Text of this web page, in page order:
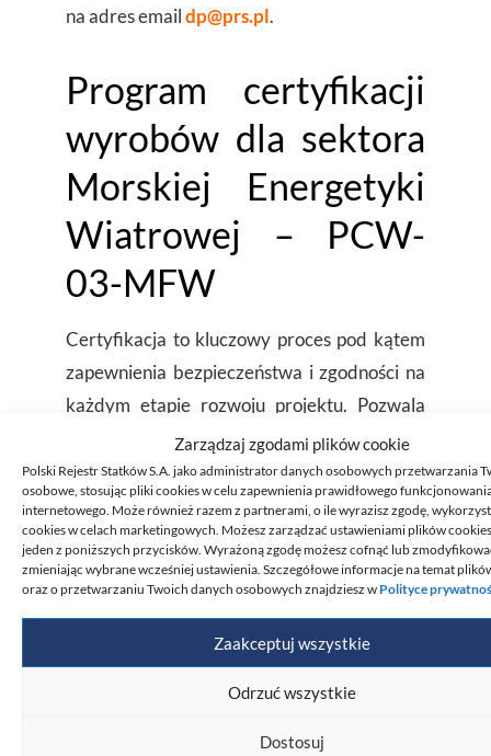
Zarządzaj zgodami plików cookie
Polski Rejestr Statków S.A. jako administrator danych osobowych przetwarzania
osobowe, stosując pliki cookies w celu zapewnienia prawidłowego
internetowego. Może również razem z partnerami, o ile wyrazisz zgodę,
cookies w celach marketingowych. Możesz zarządzać ustawieniami plików
jeden z poniższych przycisków. Wyrażoną zgodę możesz cofnąć lub
zmieniając wybrane wcześniej ustawienia. Szczegółowe informacje na temat
oraz o przetwarzaniu Twoich danych osobowych znajdziesz w Polityce
Zaakceptuj wszystkie
Odrzuć wszystkie
Dostosuj
na adres emaildp@prs.pl.
Program certyfikacji
wyrobów dla sektora
Morskiej Energetyki
Wiatrowej – PCW-
03-MFW
Certyfikacja to kluczowy proces pod kątem
zapewnienia bezpieczeństwa i zgodności na
każdym etapie rozwoju projektu. Pozwala
zapewnić wymagania stawiane przez
inwestorów, banki i instytucje finansujące
projekty MFW.
Bezpośrednie korzyści wynikające z
Integralność, bezpieczeństwo i wysoka
jakość certyfikowanych wyrobów,
Potwierdzona zgodność z